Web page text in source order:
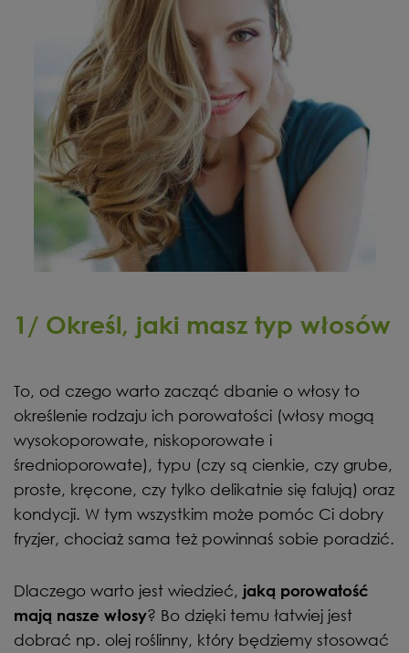
1/ Określ, jaki masz typ włosów
To, od czego warto zacząć dbanie o włosy to
określenie rodzaju ich porowatości (włosy mogą
wysokoporowate, niskoporowate i
średnioporowate), typu (czy są cienkie, czy grube,
proste, kręcone, czy tylko delikatnie się falują) oraz
kondycji. W tym wszystkim może pomóc Ci dobry
fryzjer, chociaż sama też powinnaś sobie poradzić.
Dlaczego warto jest wiedzieć, jaką porowatość
mają nasze włosy? Bo dzięki temu łatwiej jest
dobrać np. olej roślinny, który będziemy stosować